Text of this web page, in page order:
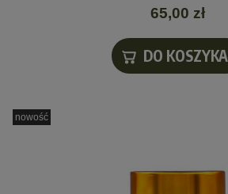
65,00 zł
DO KOSZYKA
nowość